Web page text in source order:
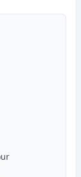
toner zwart (Ink